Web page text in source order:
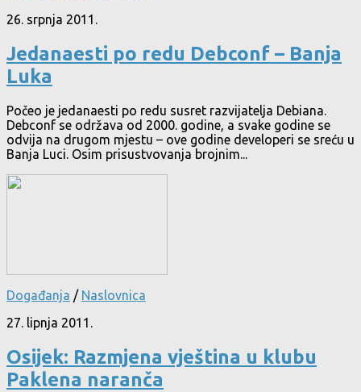
26. srpnja 2011.
Jedanaesti po redu Debconf – Banja
Luka
Počeo je jedanaesti po redu susret razvijatelja Debiana.
Debconf se održava od 2000. godine, a svake godine se
odvija na drugom mjestu – ove godine developeri se sreću u
Banja Luci. Osim prisustvovanja brojnim...
Događanja / Naslovnica
27. lipnja 2011.
Osijek: Razmjena vještina u klubu
Paklena naranča